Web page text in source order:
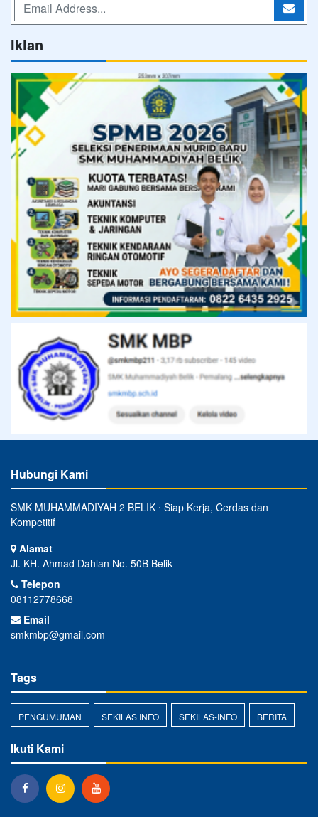
Iklan
Hubungi Kami
SMK MUHAMMADIYAH 2 BELIK ⋅ Siap Kerja, Cerdas dan
Kompetitif
Alamat
Jl. KH. Ahmad Dahlan No. 50B Belik
Telepon
08112778668
Email
smkmbp@gmail.com
Tags
PENGUMUMAN SEKILAS INFO SEKILAS-INFO BERITA
Ikuti Kami